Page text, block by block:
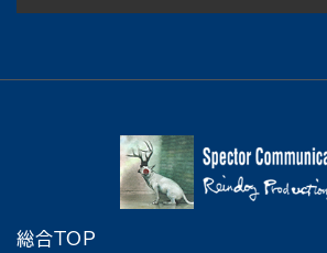
総合TOP